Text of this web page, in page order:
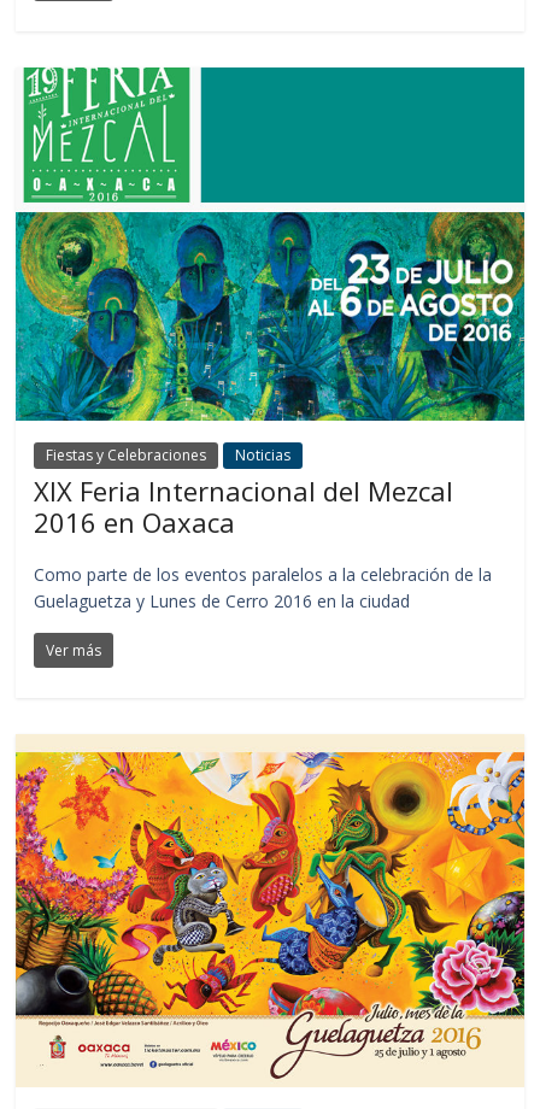
Fiestas y Celebraciones Noticias
XIX Feria Internacional del Mezcal
2016 en Oaxaca
Como parte de los eventos paralelos a la celebración de la
Guelaguetza y Lunes de Cerro 2016 en la ciudad
Ver más